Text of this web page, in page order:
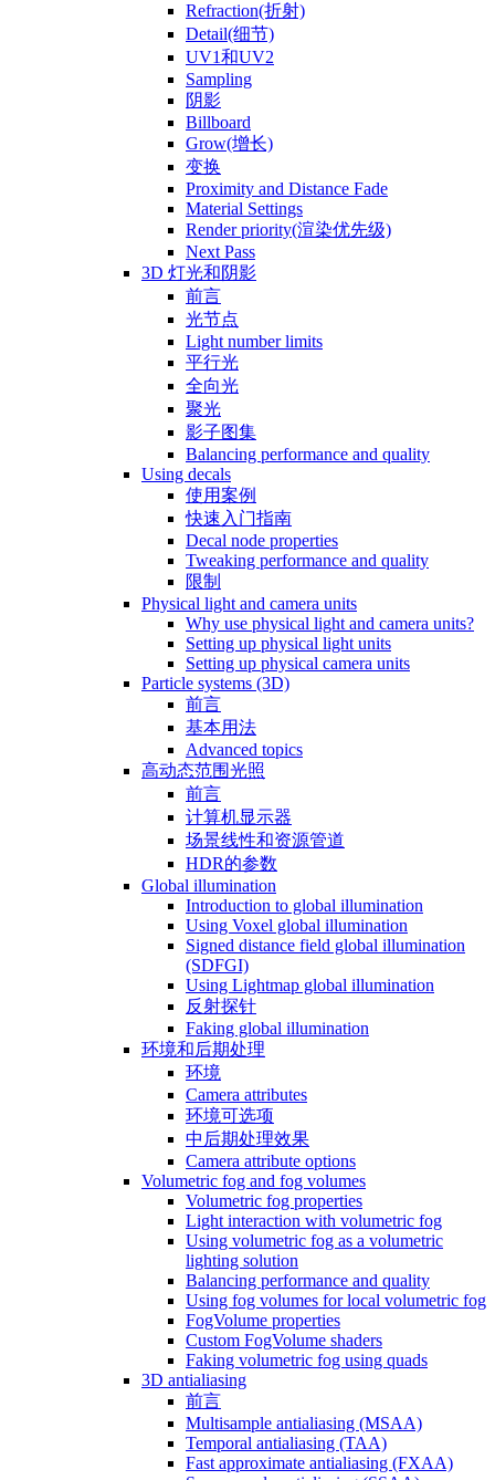
Refraction(折射)
Detail(细节)
UV1和UV2
Sampling
阴影
Billboard
Grow(增长)
变换
Proximity and Distance Fade
Material Settings
Render priority(渲染优先级)
Next Pass
3D 灯光和阴影
前言
光节点
Light number limits
平行光
全向光
聚光
影子图集
Balancing performance and quality
Using decals
使用案例
快速入门指南
Decal node properties
Tweaking performance and quality
限制
Physical light and camera units
Why use physical light and camera units?
Setting up physical light units
Setting up physical camera units
Particle systems (3D)
前言
基本用法
Advanced topics
高动态范围光照
前言
计算机显示器
场景线性和资源管道
HDR的参数
Global illumination
Introduction to global illumination
Using Voxel global illumination
Signed distance field global illumination
(SDFGI)
Using Lightmap global illumination
反射探针
Faking global illumination
环境和后期处理
环境
Camera attributes
环境可选项
中后期处理效果
Camera attribute options
Volumetric fog and fog volumes
Volumetric fog properties
Light interaction with volumetric fog
Using volumetric fog as a volumetric
lighting solution
Balancing performance and quality
Using fog volumes for local volumetric fog
FogVolume properties
Custom FogVolume shaders
Faking volumetric fog using quads
3D antialiasing
前言
Multisample antialiasing (MSAA)
Temporal antialiasing (TAA)
Fast approximate antialiasing (FXAA)